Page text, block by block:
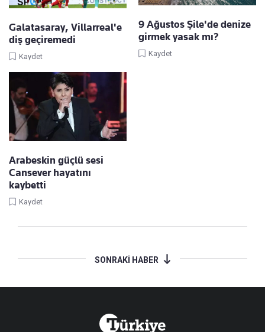
Galatasaray, Villarreal'e
diş geçiremedi
Kaydet
9 Ağustos Şile'de denize
girmek yasak mı?
Kaydet
Arabeskin güçlü sesi
Cansever hayatını
kaybetti
Kaydet
SONRAKİ HABER